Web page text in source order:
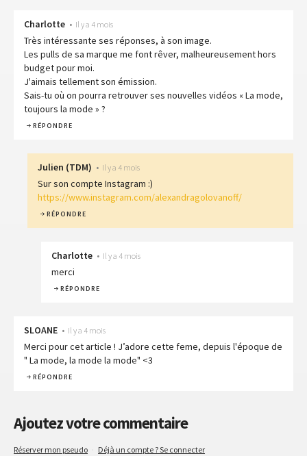
Charlotte • Il y a 4 mois
Très intéressante ses réponses, à son image.
Les pulls de sa marque me font rêver, malheureusement hors
budget pour moi.
J'aimais tellement son émission.
Sais-tu où on pourra retrouver ses nouvelles vidéos « La mode,
toujours la mode » ?
RÉPONDRE
Julien (TDM) • Il y a 4 mois
Sur son compte Instagram :)
https://www.instagram.com/alexandragolovanoff/
RÉPONDRE
Charlotte • Il y a 4 mois
merci
RÉPONDRE
SLOANE • Il y a 4 mois
Merci pour cet article ! J’adore cette feme, depuis l'époque de
" La mode, la mode la mode" <3
RÉPONDRE
Ajoutez votre commentaire
Réserver mon pseudo · Déjà un compte ? Se connecter